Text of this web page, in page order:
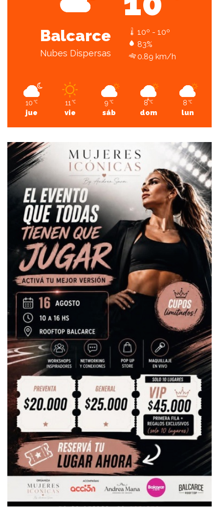
Balcarce
Nubes Dispersas
10º - 10º
83%
0.89 km/h
10 ℃
jue
11 ℃
vie
9 ℃
sáb
8 ℃
dom
8 ℃
lun